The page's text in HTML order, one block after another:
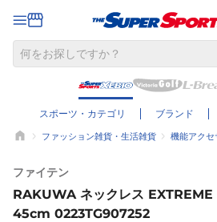
スポーツ・カテゴリ ブランド
ファッション雑貨・生活雑貨 機能アクセ
ファイテン
RAKUWA ネックレス EXTREME
45cm 0223TG907252